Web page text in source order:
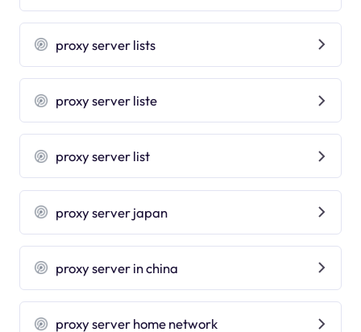
proxy server lists
proxy server liste
proxy server list
proxy server japan
proxy server in china
proxy server home network